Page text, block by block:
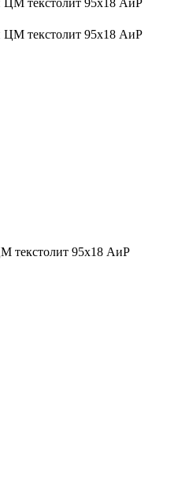
текстолит 95х18 АиР